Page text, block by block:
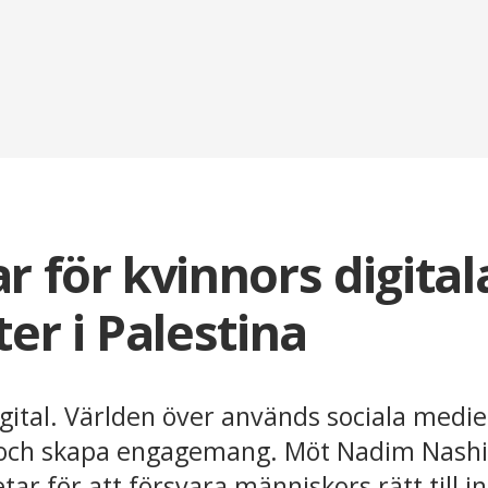
för kvinnors
i Palestina
Världen över används sociala
skapa engagemang. Möt Nadim